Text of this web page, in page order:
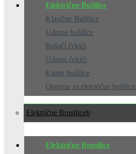
Električne Bušilice
Klasične Bušilice
Udarne bušilice
Bušaći čekići
Udarni čekići
Kutne bušilice
Oprema za električne bušilice
Električne Brusilice
Električne Brusilice